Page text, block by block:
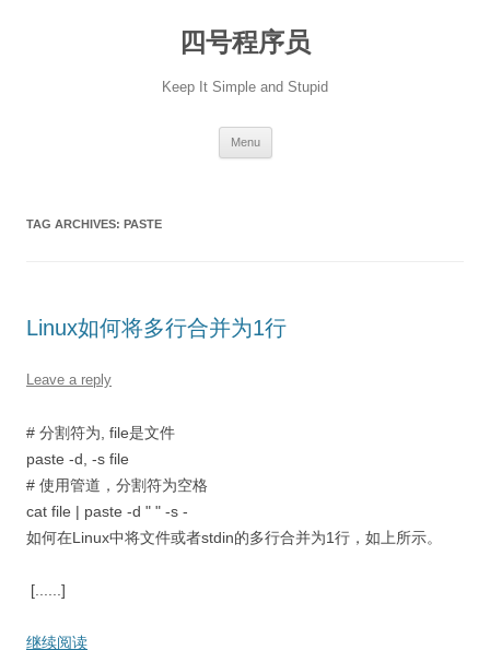
四号程序员
Keep It Simple and Stupid
Menu
TAG ARCHIVES: PASTE
Linux如何将多行合并为1行
Leave a reply
# 分割符为, file是文件
paste -d, -s file
# 使用管道，分割符为空格
cat file | paste -d " " -s -
如何在Linux中将文件或者stdin的多行合并为1行，如上所示。
[......]
继续阅读